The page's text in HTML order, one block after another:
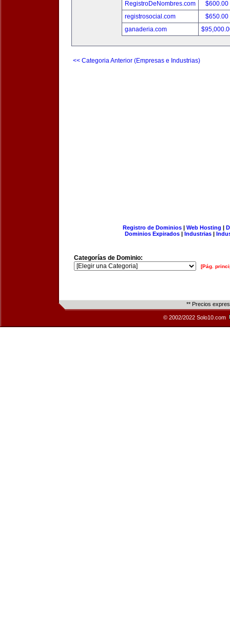
RegistroDeNombres.com
$600.00
registrosocial.com
$650.00
ganaderia.com
<< Categoria Anterior (Empresas e Industrias)
Registro de Dominios| Web Hosting |
Dominios Expirados | Industrias |
Categorías de Dominio:
[Pág.
** Precios
© 2002/2022 Solo10.com